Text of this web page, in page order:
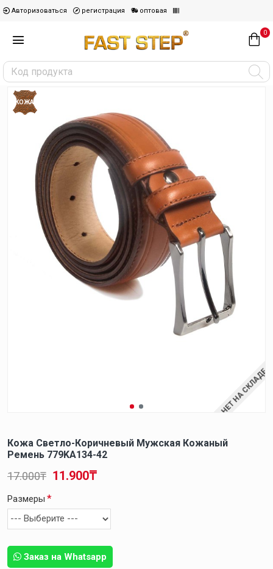
Авторизоваться регистрация оптовая
0
НЕТ НА СКЛАДЕ
КОЖА
Кожа Светло-Коричневый Мужская Кожаный
Ремень 779KA134-42
Заказ на Whatsapp
11.900₸
17.000₸
Размеры